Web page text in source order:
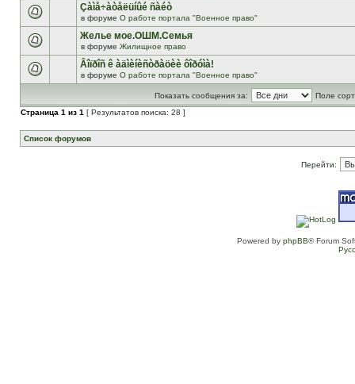
Çàìå÷àòåëüíûé ñàéò
в форуме О работе портала "Военное право"
Желье мое.ОШМ.Семья
в форуме Жилищное право
Âîïðîñ ê àäìèíèñòðàöèè ôîðóìà!
в форуме О работе портала "Военное право"
Показать сообщения за:
Поле
Страница 1 из 1 [ Результатов поиска: 28 ]
Список форумов
Перейти:
Powered by phpBB® Forum